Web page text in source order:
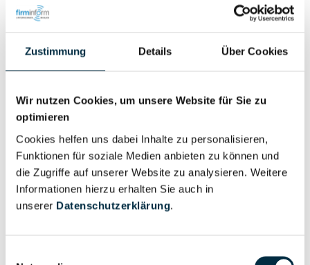
Zustimmung Details Über Cookies
Wir nutzen Cookies, um unsere Website für Sie zu
optimieren
Cookies helfen uns dabei Inhalte zu personalisieren,
Funktionen für soziale Medien anbieten zu können und
die Zugriffe auf unserer Website zu analysieren. Weitere
Informationen hierzu erhalten Sie auch in
unserer Datenschutzerklärung.
Wirtschaftlich
Vollständiges
anfragen
Eigentums- und Kontrollstruktur
Gesellschafterstruktur
Vollständiges
Unternehmensprofil
anfragen